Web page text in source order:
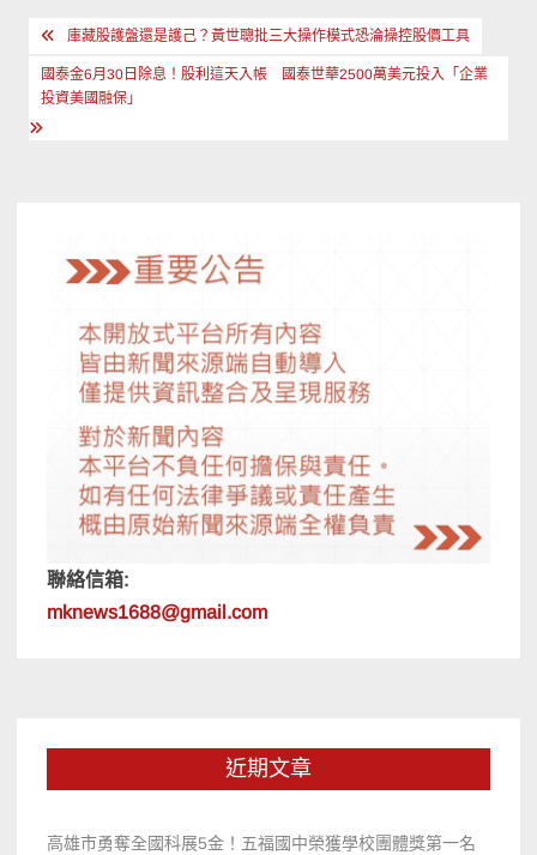
文
章
導
庫藏股護盤還是護己？黃世聰批三大操作模式恐淪操控股價工具
國泰金6月30日除息！股利這天入帳 國泰世華2500萬美元投入「企業
投資美國融保」
聯絡信箱:
mknews1688@gmail.com
近期文章
高雄市勇奪全國科展5金！五福國中榮獲學校團體獎第一名